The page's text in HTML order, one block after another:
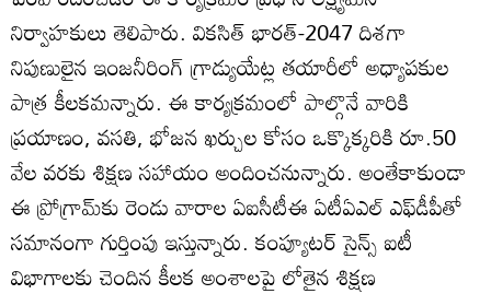
నిర్వాహకులు తెలిపారు. వికసిత్‌ భారత్‌-2047 దిశగా
నిపుణులైన ఇంజనీరింగ్‌ గ్రాడ్యుయేట్ల తయారీలో అధ్యాపకుల
పాత్ర కీలకమన్నారు. ఈ కార్యక్రమంలో పాల్గొనే వారికి
ప్రయాణం, వసతి, భోజన ఖర్చుల కోసం ఒక్కొక్కరికి రూ.50
వేల వరకు శిక్షణ సహాయం అందించనున్నారు. అంతేకాకుండా
ఈ ప్రోగ్రామ్‌కు రెండు వారాల ఏఐసీటీఈ ఏటీఏఎల్‌ ఎఫ్‌డీపీతో
సమానంగా గుర్తింపు ఇస్తున్నారు. కంప్యూటర్‌ సైన్స్‌ ఐటీ
విభాగాలకు చెందిన కీలక అంశాలపై లోతైన శిక్షణ